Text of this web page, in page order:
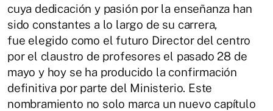
cuya dedicación y pasión por la enseñanza han
sido constantes a lo largo de su carrera,
fue elegido como el futuro Director del centro
por el claustro de profesores el pasado 28 de
mayo y hoy se ha producido la confirmación
definitiva por parte del Ministerio. Este
nombramiento no solo marca un nuevo capítulo